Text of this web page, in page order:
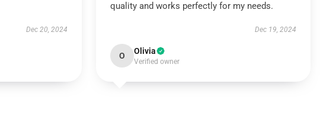
Dec 20, 2024
quality and works perfectly for my needs.
Dec 19, 2024
O Olivia
Verified owner